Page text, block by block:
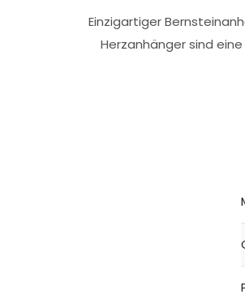
Einzigartiger
Herzanhänger sind